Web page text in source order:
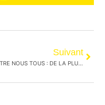
Suivant
ENTRE NOUS TOUS : DE LA PLUME À LA SCÈNE